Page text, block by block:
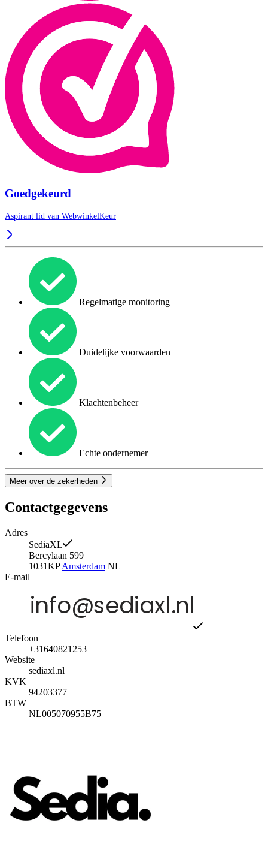
Goedgekeurd
Aspirant lid van WebwinkelKeur
Regelmatige monitoring
Duidelijke voorwaarden
Klachtenbeheer
Echte ondernemer
Meer over de zekerheden
Contactgegevens
Adres
SediaXL
Bercylaan 599
1031KPAmsterdam NL
E-mail
Telefoon
+31640821253
Website
sediaxl.nl
KVK
94203377
BTW
NL005070955B75